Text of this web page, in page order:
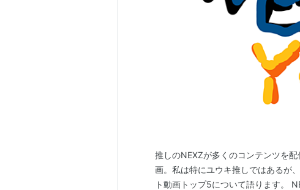
推しのNEXZが多くのコンテンツを
画。私は特にユウキ推しではあるが
ト動画トップ5について語ります。